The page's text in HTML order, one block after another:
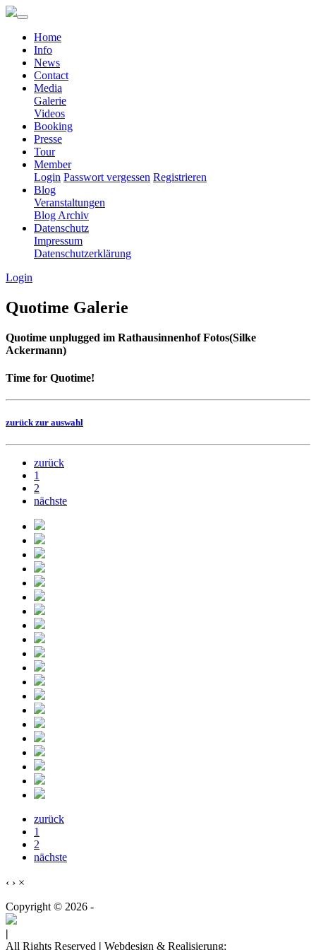
Home
Info
News
Contact
Media
Galerie
Videos
Booking
Presse
Tour
Member
Login Passwort vergessen Registrieren
Blog
Veranstaltungen
Blog Archiv
Datenschutz
Impressum
Datenschutzerklärung
Login
Quotime Galerie
Quotime unplugged im Rathausinnenhof Fotos(Silke
Ackermann)
Time for Quotime!
zurück zur auswahl
zurück
1
2
nächste
zurück
1
2
nächste
‹ › ×
Copyright © 2026 -
|
All Rights Reserved | Webdesign & Realisierung: